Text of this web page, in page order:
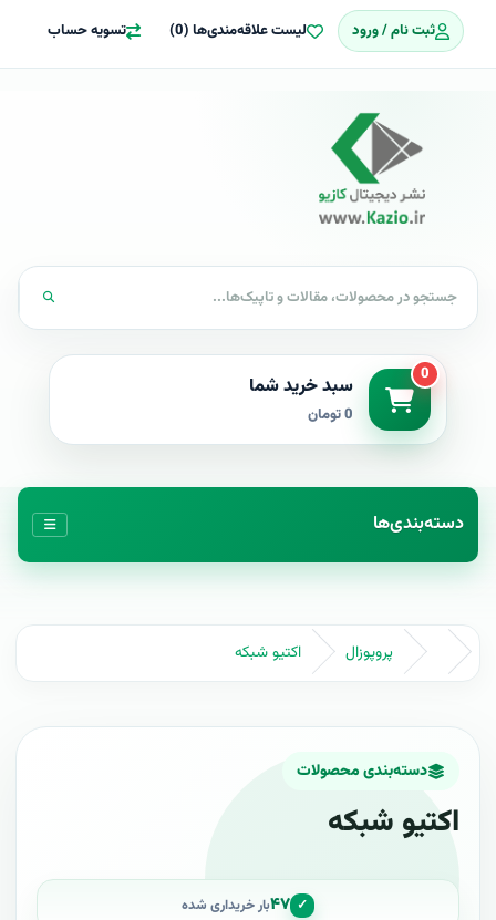
ثبت نام / ورود لیست علاقه‌مندی‌ها (0) تسویه حساب
0 سبد خرید شما
0 تومان
دسته‌بندی‌ها
پروپوزال اکتیو شبکه
دسته‌بندی محصولات
اکتیو شبکه
✓ ۴۷بار خریداری شده